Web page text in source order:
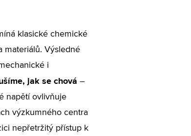
klasické chemické
materiálů. Výsledné
i
jak se chová –
napětí ovlivňuje
výzkumného centra
nepřetržitý přístup k